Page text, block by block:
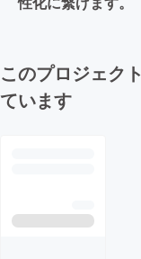
このプロジェク
ています